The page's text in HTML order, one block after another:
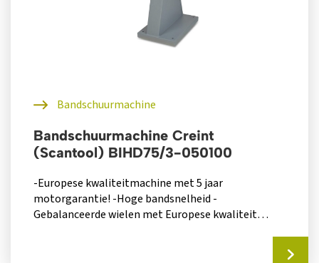
Bandschuurmachine
Bandschuurmachine Creint
(Scantool) BIHD75/3-050100
-Europese kwaliteitmachine met 5 jaar
motorgarantie! -Hoge bandsnelheid -
Gebalanceerde wielen met Europese kwaliteit